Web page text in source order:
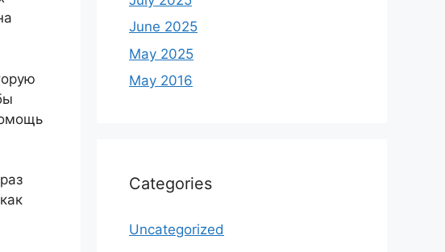
June 2025
May 2025
May 2016
Categories
Uncategorized